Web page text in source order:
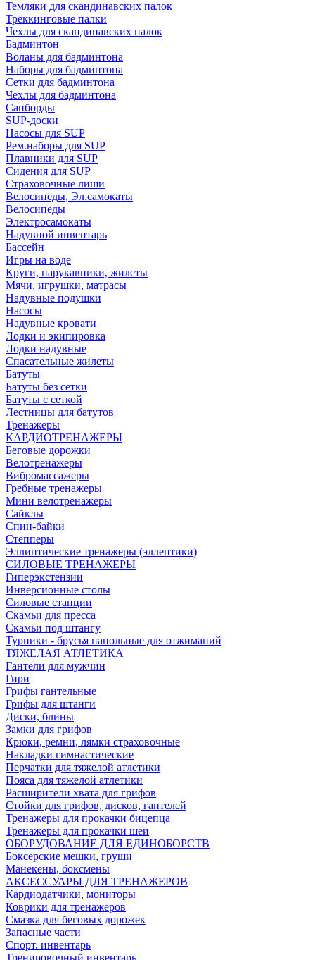
Темляки для скандинавских палок
Треккинговые палки
Чехлы для скандинавских палок
Бадминтон
Воланы для бадминтона
Наборы для бадминтона
Сетки для бадминтона
Чехлы для бадминтона
Сапборды
SUP-доски
Насосы для SUP
Рем.наборы для SUP
Плавники для SUP
Сидения для SUP
Страховочные лиши
Велосипеды, Эл.самокаты
Велосипеды
Электросамокаты
Надувной инвентарь
Бассейн
Игры на воде
Круги, нарукавники, жилеты
Мячи, игрушки, матрасы
Надувные подушки
Насосы
Надувные кровати
Лодки и экипировка
Лодки надувные
Спасательные жилеты
Батуты
Батуты без сетки
Батуты с сеткой
Лестницы для батутов
Тренажеры
КАРДИОТРЕНАЖЕРЫ
Беговые дорожки
Велотренажеры
Вибромассажеры
Гребные тренажеры
Мини велотренажеры
Сайклы
Спин-байки
Степперы
Эллиптические тренажеры (эллептики)
СИЛОВЫЕ ТРЕНАЖЕРЫ
Гиперэкстензии
Инверсионные столы
Силовые станции
Скамьи для пресса
Скамьи под штангу
Турники - брусья напольные для отжиманий
ТЯЖЕЛАЯ АТЛЕТИКА
Гантели для мужчин
Гири
Грифы гантельные
Грифы для штанги
Диски, блины
Замки для грифов
Крюки, ремни, лямки страховочные
Накладки гимнастические
Перчатки для тяжелой атлетики
Пояса для тяжелой атлетики
Расширители хвата для грифов
Стойки для грифов, дисков, гантелей
Тренажеры для прокачки бицепца
Тренажеры для прокачки шеи
ОБОРУДОВАНИЕ ДЛЯ ЕДИНОБОРСТВ
Боксерские мешки, груши
Манекены, боксмены
АКСЕССУАРЫ ДЛЯ ТРЕНАЖЕРОВ
Кардиодатчики, мониторы
Коврики для тренажеров
Смазка для беговых дорожек
Запасные части
Спорт. инвентарь
Тренировочный инвентарь